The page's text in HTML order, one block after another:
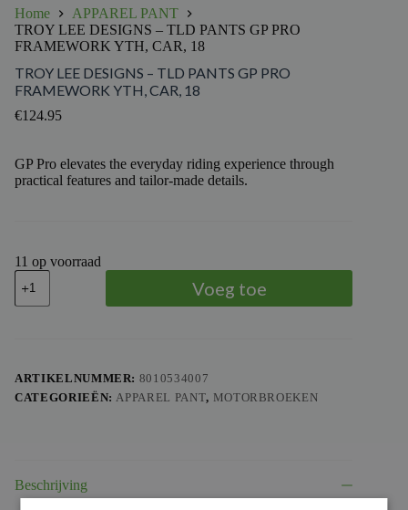
Home
APPAREL PANT
TROY LEE DESIGNS – TLD PANTS GP PRO
FRAMEWORK YTH, CAR, 18
TROY LEE DESIGNS – TLD PANTS GP PRO
FRAMEWORK YTH, CAR, 18
€124.95
GP Pro elevates the everyday riding experience through
practical features and tailor-made details.
11 op voorraad
TROY
LEE
DESIGNS
PRO
FRAMEWORK
Voeg toe
ARTIKELNUMMER: 8010534007
CATEGORIEËN: APPAREL PANT, MOTORBROEKEN
Beschrijving